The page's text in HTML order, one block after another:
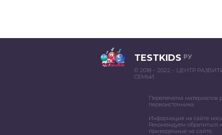
TESTKIDS РУ
© 2018 – 2022 – ЦЕНТР
СЕМЬИ
Перепечатка материалов
первоисточника
Информация на сайте
Рекомендуем обратиться
приведенные на сайте.